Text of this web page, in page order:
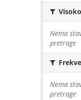
Nema
pretrage
Nema
pretrage